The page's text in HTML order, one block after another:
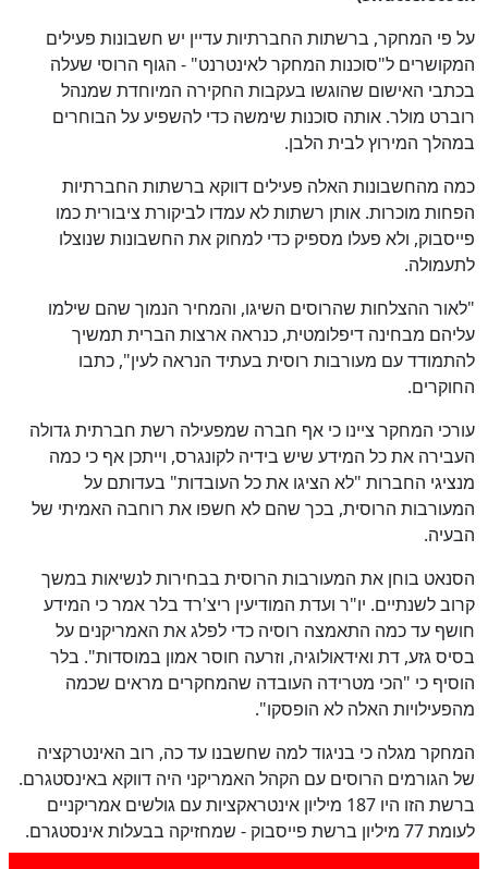
על פי המחקר, ברשתות החברתיות עדיין יש חשבונות פעילים
המקושרים ל"סוכנות המחקר לאינטרנט" - הגוף הרוסי שעלה
בכתבי האישום שהוגשו בעקבות החקירה המיוחדת שמנהל
רוברט מולר. אותה סוכנות שימשה כדי להשפיע על הבוחרים
במהלך המירוץ לבית הלבן.
כמה מהחשבונות האלה פעילים דווקא ברשתות החברתיות
הפחות מוכרות. אותן רשתות לא עמדו לביקורת ציבורית כמו
פייסבוק, ולא פעלו מספיק כדי למחוק את החשבונות שנוצלו
לתעמולה.
"לאור ההצלחות שהרוסים השיגו, והמחיר הנמוך שהם שילמו
עליהם מבחינה דיפלומטית, כנראה ארצות הברית תמשיך
להתמודד עם מעורבות רוסית בעתיד הנראה לעין", כתבו
החוקרים.
עורכי המחקר ציינו כי אף חברה שמפעילה רשת חברתית גדולה
העבירה את כל המידע שיש בידיה לקונגרס, וייתכן אף כי כמה
מנציגי החברות "לא הציגו את כל העובדות" בעדותם על
המעורבות הרוסית, בכך שהם לא חשפו את רוחבה האמיתי של
הבעיה.
הסנאט בוחן את המעורבות הרוסית בבחירות לנשיאות במשך
קרוב לשנתיים. יו"ר ועדת המודיעין ריצ'רד בלר אמר כי המידע
חושף עד כמה התאמצה רוסיה כדי לפלג את האמריקנים על
בסיס גזע, דת ואידאולוגיה, וזרעה חוסר אמון במוסדות". בלר
הוסיף כי "הכי מטרידה העובדה שהמחקרים מראים שכמה
מהפעילויות האלה לא הופסקו".
המחקר מגלה כי בניגוד למה שחשבנו עד כה, רוב האינטרקציה
של הגורמים הרוסים עם הקהל האמריקני היה דווקא באינסטגרם.
ברשת הזו היו 187 מיליון אינטראקציות עם גולשים אמריקניים
לעומת 77 מיליון ברשת פייסבוק - שמחזיקה בבעלות אינסטגרם.